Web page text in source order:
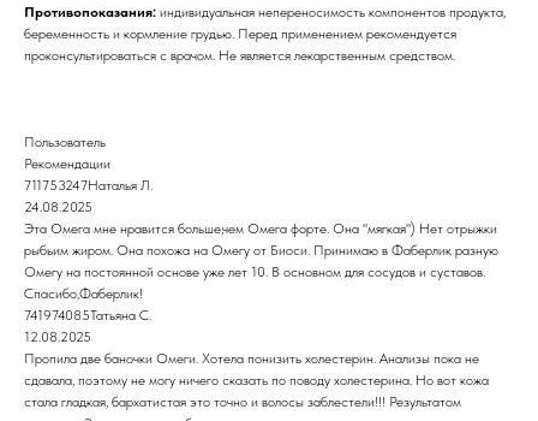
Противопоказания: индивидуальная непереносимость компонентов продукта,
беременность и кормление грудью. Перед применением рекомендуется
проконсультироваться с врачом. Не является лекарственным средством.
Пользователь
Рекомендации
711753247Наталья Л.
24.08.2025
Эта Омега мне нравится больше,чем Омега форте. Она "мягкая") Нет отрыжки
рыбьим жиром. Она похожа на Омегу от Биоси. Принимаю в Фаберлик разную
Омегу на постоянной основе уже лет 10. В основном для сосудов и суставов.
Спасибо,Фаберлик!
741974085Татьяна С.
12.08.2025
Пропила две баночки Омеги. Хотела понизить холестерин. Анализы пока не
сдавала, поэтому не могу ничего сказать по поводу холестерина. Но вот кожа
стала гладкая, бархатистая это точно и волосы заблестели!!! Результатом